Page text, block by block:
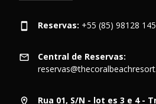
Reservas: +55 (85) 98128
Central de Reservas:
Rua 01, S/N - lot es 3 e 4 -